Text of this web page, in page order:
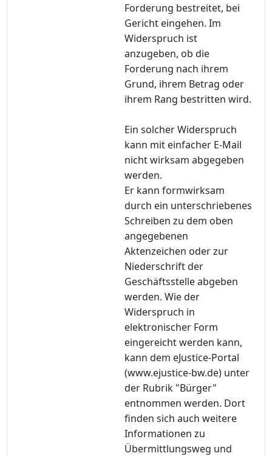
Forderung bestreitet, bei
Gericht eingehen. Im
Widerspruch ist
anzugeben, ob die
Forderung nach ihrem
Grund, ihrem Betrag oder
ihrem Rang bestritten wird.
Ein solcher Widerspruch
kann mit einfacher E-Mail
nicht wirksam abgegeben
werden.
Er kann formwirksam
durch ein unterschriebenes
Schreiben zu dem oben
angegebenen
Aktenzeichen oder zur
Niederschrift der
Geschäftsstelle abgeben
werden. Wie der
Widerspruch in
elektronischer Form
eingereicht werden kann,
kann dem eJustice-Portal
(www.ejustice-bw.de) unter
der Rubrik "Bürger"
entnommen werden. Dort
finden sich auch weitere
Informationen zu
Übermittlungsweg und